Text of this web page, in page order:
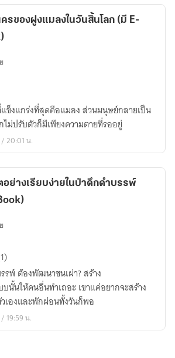
รของฝูงแมลงในวันสิ้นโลก (มี E-
ข็งแกร่งที่สุดคือแมลง ส่วนมนุษย์กลายเป็น
ม่ปรับตัวก็มีเพียงความตายที่รออยู่
20:01 น.
อย่างเรียบง่ายในป่าดึกดำบรรพ์
รพ์ ต้องพัฒนาชนเผ่า? สร้าง
บนั้นให้คนอื่นทำเถอะ เขาแค่อยากจะสร้าง
เองและพักผ่อนทั้งวันก็พอ
19:59 น.